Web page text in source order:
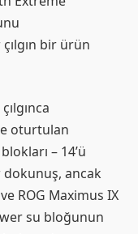
bir ürün
oturtulan
– 14’ü
dokunuş, ancak
ROG Maximus IX
su bloğunun